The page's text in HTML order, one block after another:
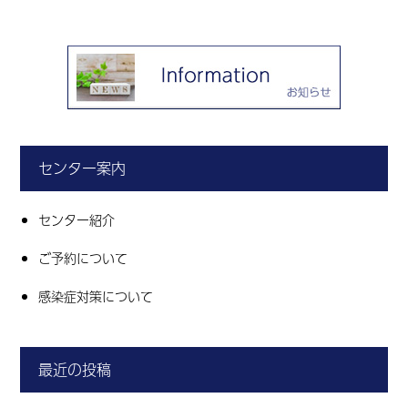
センター案内
センター紹介
ご予約について
感染症対策について
最近の投稿